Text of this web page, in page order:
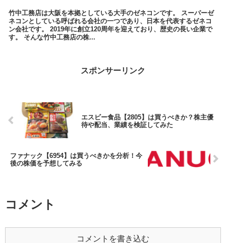
竹中工務店は大阪を本拠としている大手のゼネコンです。 スーパーゼ
ネコンとしている呼ばれる会社の一つであり、日本を代表するゼネコ
ン会社です。 2019年に創立120周年を迎えており、歴史の長い企業で
す。 そんな竹中工務店の株...
スポンサーリンク
エスビー食品【2805】は買うべきか？株主優
待や配当、業績を検証してみた
ファナック【6954】は買うべきかを分析！今
後の株価を予想してみる
コメント
コメントを書き込む